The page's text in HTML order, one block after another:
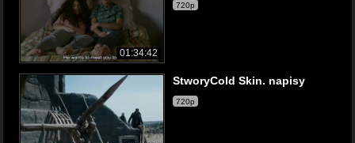
01:34:42
720p
StworyCold Skin. napisy
720p